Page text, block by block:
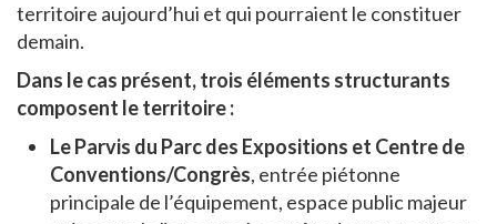
territoire aujourd’hui et qui pourraient le constituer
demain.
Dans le cas présent, trois éléments structurants
composent le territoire :
Le Parvis du Parc des Expositions et Centre de
Conventions/Congrès, entrée piétonne
principale de l’équipement, espace public majeur